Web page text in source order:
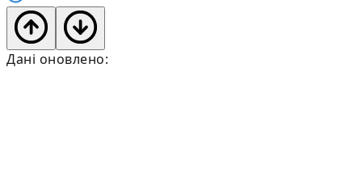
Дані оновлено: